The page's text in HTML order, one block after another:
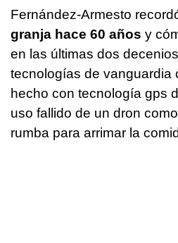
Fernández-Armesto
granja hace 60 años y
en las últimas dos
tecnologías de vanguardia
hecho con tecnología gps
uso fallido de un dron
rumba para arrimar la